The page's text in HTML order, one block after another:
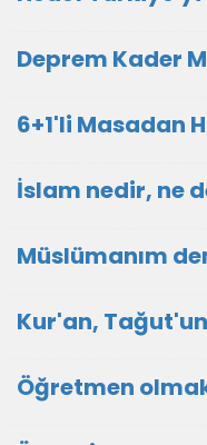
Deprem Kader
6+1'li Masadan
İslam nedir, ne
Müslümanım
Kur'an,
Öğretmen